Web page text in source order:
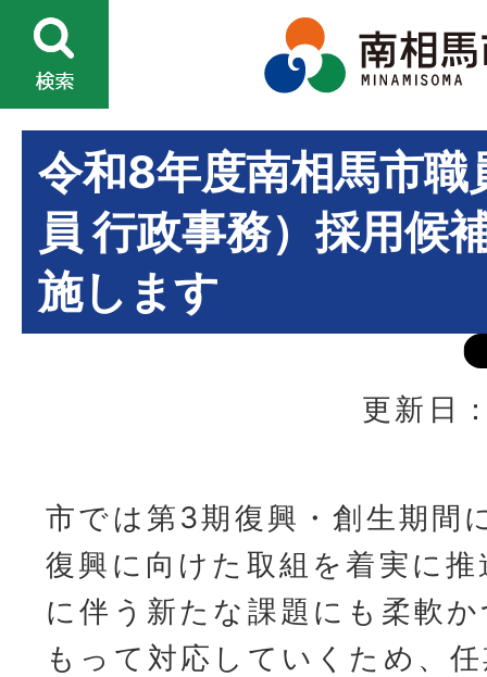
令和8年度南相馬市職
員 行政事務）採用候
施します
更新日
市では第3期復興・創生期間
復興に向けた取組を着実に
に伴う新たな課題にも柔軟
もって対応していくため、